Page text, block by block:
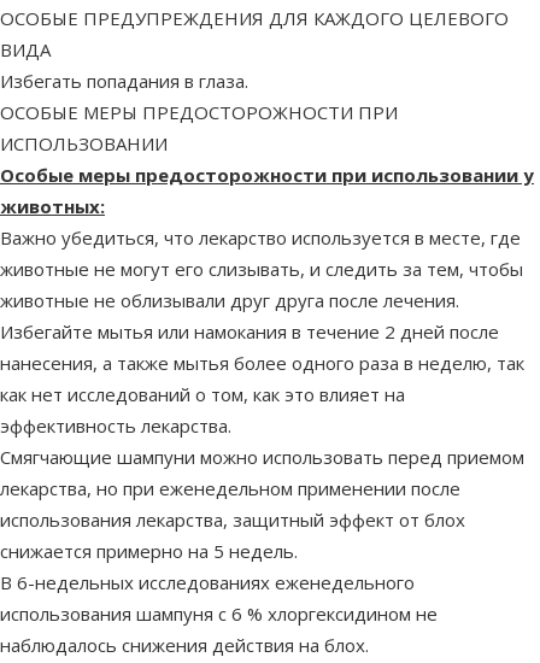
ОСОБЫЕ ПРЕДУПРЕЖДЕНИЯ ДЛЯ КАЖДОГО ЦЕЛЕВОГО
ВИДА
Избегать попадания в глаза.
ОСОБЫЕ МЕРЫ ПРЕДОСТОРОЖНОСТИ ПРИ
ИСПОЛЬЗОВАНИИ
Особые меры предосторожности при использовании у
животных:
Важно убедиться, что лекарство используется в месте, где
животные не могут его слизывать, и следить за тем, чтобы
животные не облизывали друг друга после лечения.
Избегайте мытья или намокания в течение 2 дней после
нанесения, а также мытья более одного раза в неделю, так
как нет исследований о том, как это влияет на
эффективность лекарства.
Смягчающие шампуни можно использовать перед приемом
лекарства, но при еженедельном применении после
использования лекарства, защитный эффект от блох
снижается примерно на 5 недель.
В 6-недельных исследованиях еженедельного
использования шампуня с 6 % хлоргексидином не
наблюдалось снижения действия на блох.